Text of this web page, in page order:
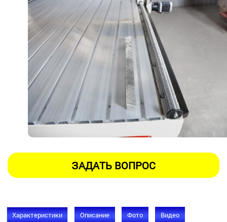
Характеристики Описание Фото Видео